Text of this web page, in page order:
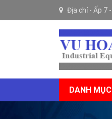
Địa chỉ - Ấp 7
DANH